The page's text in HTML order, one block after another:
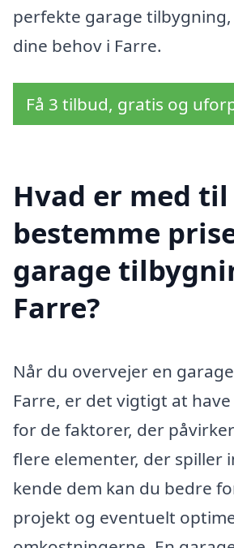
perfekte garage
dine behov i Farre.
Få 3 tilbud, gratis og
Hvad er med
bestemme
garage
Farre?
Når du overvejer en
Farre, er det vigtigt at
for de faktorer, der
flere elementer, der spiller
kende dem kan du bedre
projekt og eventuelt